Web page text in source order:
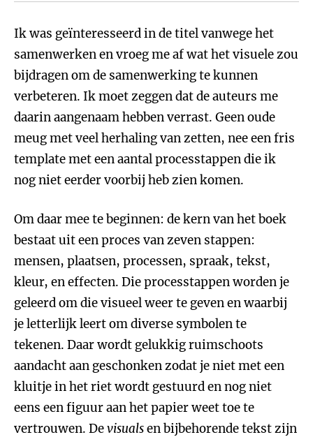
Ik was geïnteresseerd in de titel vanwege het
samenwerken en vroeg me af wat het visuele zou
bijdragen om de samenwerking te kunnen
verbeteren. Ik moet zeggen dat de auteurs me
daarin aangenaam hebben verrast. Geen oude
meug met veel herhaling van zetten, nee een fris
template met een aantal processtappen die ik
nog niet eerder voorbij heb zien komen.
Om daar mee te beginnen: de kern van het boek
bestaat uit een proces van zeven stappen:
mensen, plaatsen, processen, spraak, tekst,
kleur, en effecten. Die processtappen worden je
geleerd om die visueel weer te geven en waarbij
je letterlijk leert om diverse symbolen te
tekenen. Daar wordt gelukkig ruimschoots
aandacht aan geschonken zodat je niet met een
kluitje in het riet wordt gestuurd en nog niet
eens een figuur aan het papier weet toe te
vertrouwen. Devisualsen bijbehorende tekst zijn